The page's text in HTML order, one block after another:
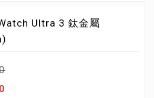
Ultra 3 鈦金屬